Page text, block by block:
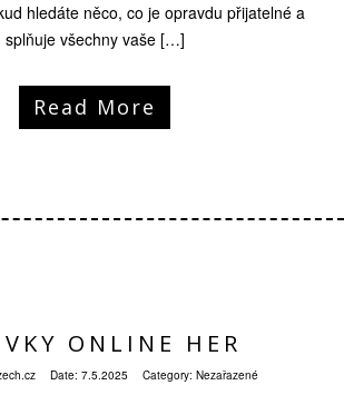
hledáte něco, co je opravdu přijatelné a
splňuje všechny vaše […]
Read More
ONLINE HER
Date: 7.5.2025 Category: Nezařazené